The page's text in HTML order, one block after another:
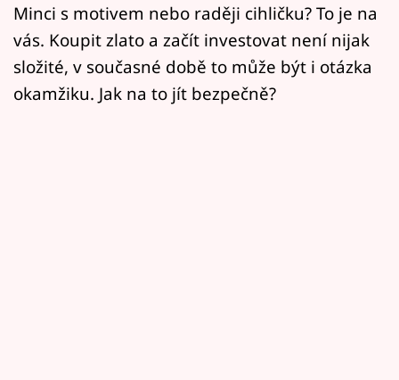
Přihlášení
Sledujte nás
Minci s motivem nebo raději cihličku? To je na
vás. Koupit zlato a začít investovat není nijak
složité, v současné době to může být i otázka
okamžiku. Jak na to jít bezpečně?